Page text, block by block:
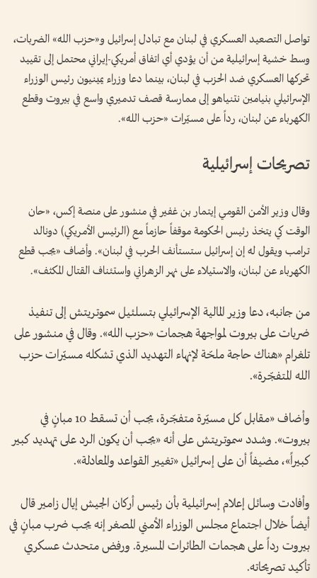
تواصل التصعيد العسكري في لبنان مع تبادل إسرائيل و«حزب الله» الضربات،
وسط خشية إسرائيلية من أن يؤدي أي اتفاق أمريكي-إيراني محتمل إلى تقييد
تحركها العسكري ضد الحزب في لبنان، بينما دعا وزراء يمينيون رئيس الوزراء
الإسرائيلي بنيامين نتنياهو إلى ممارسة قصف تدميري واسع في بيروت وقطع
الكهرباء عن لبنان، رداً على مسيّرات «حزب الله».
تصريحات إسرائيلية
وقال وزير الأمن القومي إيتمار بن غفير في منشور على منصة إكس، «حان
الوقت كي يتخذ رئيس الحكومة موقفاً حازماً مع (الرئيس الأمريكي) دونالد
ترامب ويقول له إن إسرائيل ستستأنف الحرب في لبنان». وأضاف «يجب قطع
الكهرباء عن لبنان، والاستيلاء على نهر الزهراني واستئناف القتال المكثف».
من جانبه، دعا وزير المالية ​الإسرائيلي بتسلئيل سموتريتش إلى تنفيذ
ضربات على بيروت لمواجهة هجمات «حزب الله». وقال في منشور على
تلغرام «هناك حاجة ملحّة لإنهاء التهديد الذي تشكله مسيّرات حزب
الله المتفجّرة».
وأضاف «مقابل كل مسيّرة متفجّرة، يجب أن تسقط 10 مبانٍ في
بيروت». وشدد سموتريتش على أنه «يجب أن يكون الرد على تهديد كبير
كبيراً»، مضيفاً أن على إسرائيل «تغيير القواعد والمعادلة».
وأفادت وسائل إعلام إسرائيلية بأن رئيس أركان الجيش إيال زامير قال
أيضاً خلال اجتماع مجلس الوزراء الأمني المصغر إنه يجب ضرب مبانٍ في
بيروت رداً على هجمات ​الطائرات المسيرة. ورفض متحدث عسكري
تأكيد تصريحاته.